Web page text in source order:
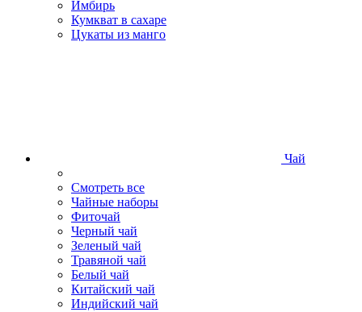
Имбирь
Кумкват в сахаре
Цукаты из манго
Чай
Смотреть все
Чайные наборы
Фиточай
Черный чай
Зеленый чай
Травяной чай
Белый чай
Китайский чай
Индийский чай